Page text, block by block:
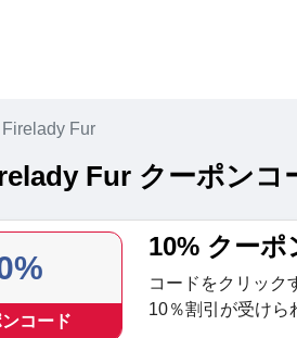
Firelady Fur
Fur クーポンコ
コード
10% クーポ
コードをクリック
10％割引が受けら